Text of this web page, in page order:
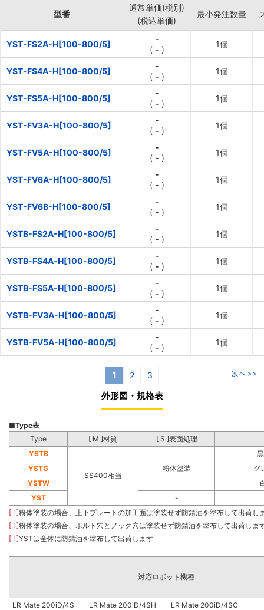
型番
通常単価(税別)
(税込単価)
最小発注数量
YST-FS2A-H[100-800/5]
-
( - )
1個
YST-FS4A-H[100-800/5]
-
( - )
1個
YST-FS5A-H[100-800/5]
-
( - )
1個
YST-FV3A-H[100-800/5]
-
( - )
1個
YST-FV5A-H[100-800/5]
-
( - )
1個
YST-FV6A-H[100-800/5]
-
( - )
1個
YST-FV6B-H[100-800/5]
-
( - )
1個
YSTB-FS2A-H[100-800/5]
-
( - )
1個
YSTB-FS4A-H[100-800/5]
-
( - )
1個
YSTB-FS5A-H[100-800/5]
-
( - )
1個
YSTB-FV3A-H[100-800/5]
-
( - )
1個
YSTB-FV5A-H[100-800/5]
-
( - )
1個
1 2 3 次へ >>
外形図・規格表
■Type表
Type
[ M ]材質
[ S ]表面処理
YSTB
SS400相当
粉体塗装
YSTG
グ
YSTW
YST
-
[ ! ]粉体塗装の場合、上下プレートの加工面は塗装せず防錆油を塗布して出荷し
[ ! ]粉体塗装の場合、ボルト穴とノック穴は塗装せず防錆油を塗布して出荷しま
[ ! ]YSTは全体に防錆油を塗布して出荷します
対応ロボット機種
LR Mate 200iD/4S LR Mate 200iD/4SH
LR Mate 200iD/4SC